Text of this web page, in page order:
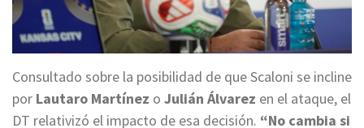
Consultado sobre la posibilidad de que Scaloni se incline
por Lautaro Martínez o Julián Álvarez en el ataque, el
DT relativizó el impacto de esa decisión. “No cambia si